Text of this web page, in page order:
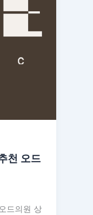
천 오드
드의원 상